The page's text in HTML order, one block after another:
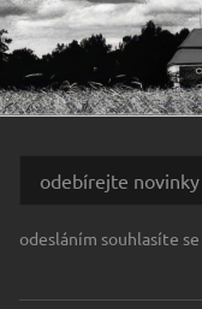
odesláním souhlasíte se